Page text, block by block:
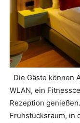
Die Gäste können
WLAN, ein
Rezeption
Frühstücksraum, in